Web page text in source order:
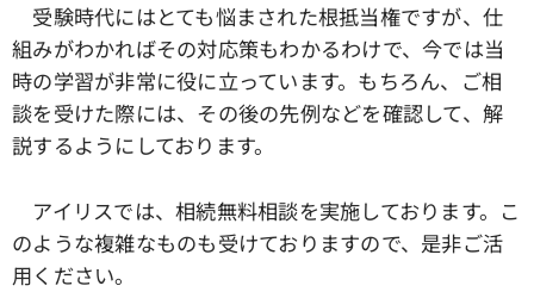
受験時代にはとても悩まされた根抵当権ですが、仕
組みがわかればその対応策もわかるわけで、今では当
時の学習が非常に役に立っています。もちろん、ご相
談を受けた際には、その後の先例などを確認して、解
説するようにしております。
アイリスでは、相続無料相談を実施しております。こ
のような複雑なものも受けておりますので、是非ご活
用ください。